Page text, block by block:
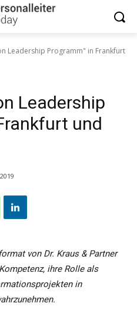
Leadership Programm" in Frankfurt
Leadership
und
von Dr. Kraus & Partner
ihre Rolle als
in